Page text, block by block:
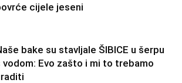
cijele jeseni
bake su stavljale ŠIBICE u šerpu
vodom: Evo zašto i mi to trebamo